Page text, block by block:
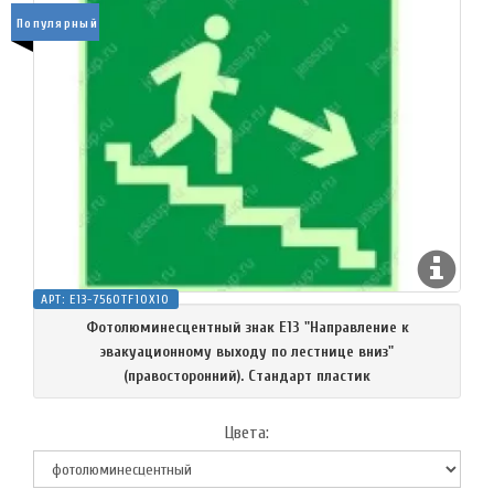
АРТ: E13-7560TF10X10
Фотолюминесцентный знак Е13 "Направление к
эвакуационному выходу по лестнице вниз"
(правосторонний). Стандарт пластик
Цвета:
Популярный